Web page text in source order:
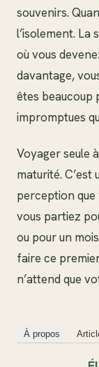
souvenirs.
l’isolement. La
où vous
davantage,
êtes beaucoup
impromptues
Voyager seule
maturité. C’est
perception que
vous partiez
ou pour un
faire ce
n’attend que
À propos